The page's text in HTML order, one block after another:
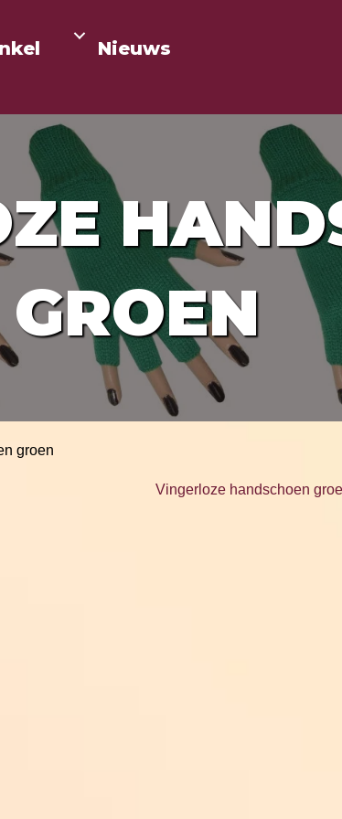
Nieuws
GROEN
groen
Vingerloze handschoen